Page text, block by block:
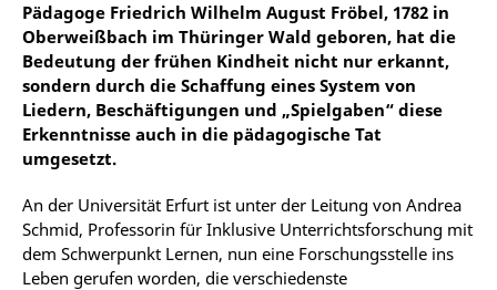
Pädagoge Friedrich Wilhelm August Fröbel, 1782 in
Oberweißbach im Thüringer Wald geboren, hat die
Bedeutung der frühen Kindheit nicht nur erkannt,
sondern durch die Schaffung eines System von
Liedern, Beschäftigungen und „Spielgaben“ diese
Erkenntnisse auch in die pädagogische Tat
umgesetzt.
An der Universität Erfurt ist unter der Leitung von Andrea
Schmid, Professorin für Inklusive Unterrichtsforschung mit
dem Schwerpunkt Lernen, nun eine Forschungsstelle ins
Leben gerufen worden, die verschiedenste